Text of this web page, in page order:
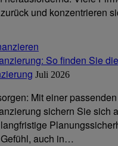
und konzentrieren
So finden Sie
Juli 2026
Mit einer passenden
sichern Sie sich
auch in…